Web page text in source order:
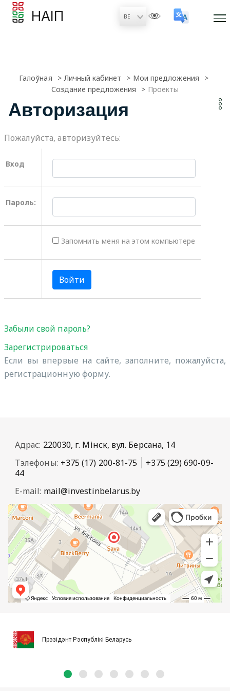
НАІП
Галоўная Личный кабинет
Мои предложения
Создание предложения
Проекты
Авторизация
Пожалуйста, авторизуйтесь:
Вход
Пароль:
Запомнить меня на этом компьютере
Забыли свой пароль?
Зарегистрироваться
Если вы впервые на сайте, заполните, пожалуйста,
регистрационную форму.
Адрас: 220030, г. Мінск, вул. Берсана, 14
Тэлефоны: +375 (17) 200-81-75
+375 (29) 690-09-
44
E-mail: mail@investinbelarus.by
Прэзідэнт Рэспублікі Беларусь